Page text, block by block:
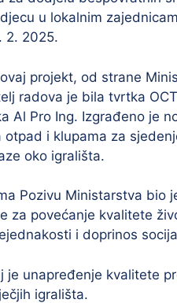
u lokalnim
2. 2025.
projekt, od strane
radova je bila tvrtka
Al Pro Ing. Izgrađeno je
otpad i klupama za
oko igrališta.
Pozivu Ministarstva bio
za povećanje kvalitete
i doprinos
je unapređenje kvalitete
igrališta.